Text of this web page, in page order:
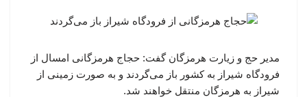
مدیر حج و زیارت هرمزگان گفت: حجاج هرمزگانی امسال از
فرودگاه شیراز به کشور باز می‌گردند و به صورت زمینی از
شیراز به هرمزگان منتقل خواهند شد.